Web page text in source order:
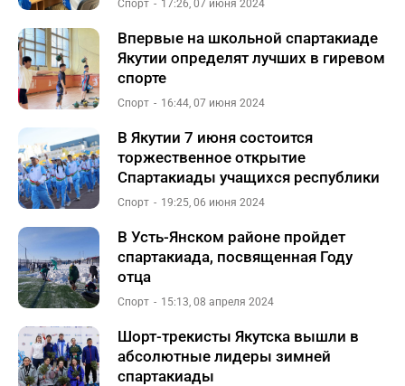
Спорт 17:26, 07 июня 2024
Впервые на школьной спартакиаде
Якутии определят лучших в гиревом
спорте
Спорт 16:44, 07 июня 2024
В Якутии 7 июня состоится
торжественное открытие
Спартакиады учащихся республики
Спорт 19:25, 06 июня 2024
В Усть-Янском районе пройдет
спартакиада, посвященная Году
отца
Спорт 15:13, 08 апреля 2024
Шорт-трекисты Якутска вышли в
абсолютные лидеры зимней
спартакиады